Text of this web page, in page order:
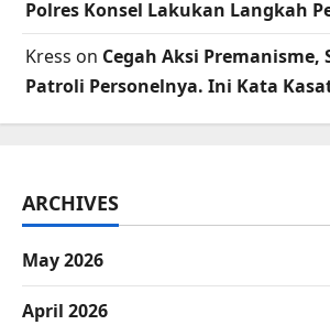
Polres Konsel Lakukan Langkah
Kress on Cegah Aksi Premanisme,
Patroli Personelnya. Ini Kata
ARCHIVES
May 2026
April 2026